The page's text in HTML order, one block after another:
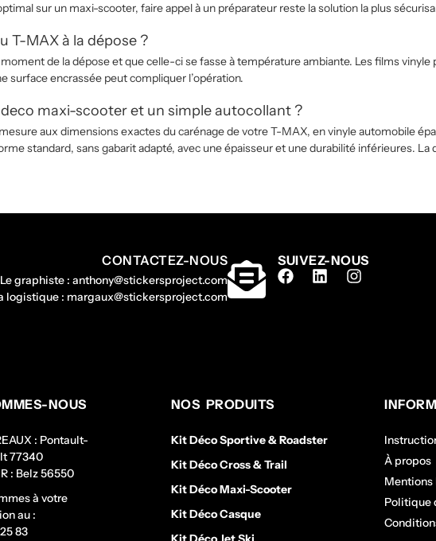
sur un maxi-scooter, faire appel à un préparateur reste la solution la plus
T-MAX à la dépose ?
de la dépose et que celle-ci se fasse à température ambiante. Les films
surface encrassée peut compliquer l’opération.
maxi-scooter et un simple autocollant ?
aux dimensions exactes du carénage de votre T-MAX, en vinyle automobile
standard, sans gabarit adapté, avec une épaisseur et une durabilité inférieures.
CONTACTEZ-NOUS
Le graphiste : anthony@stickersproject.com
logistique : margaux@stickersproject.com
SUIVEZ-NOUS
NOUS
: Pontault-
77340
: Belz 56550
à votre
au :
83
NOS PRODUITS
Kit Déco Sportive & Roadster
Kit Déco Cross & Trail
Kit Déco Maxi-Scooter
Kit Déco Casque
À propos
Mentions
Politique